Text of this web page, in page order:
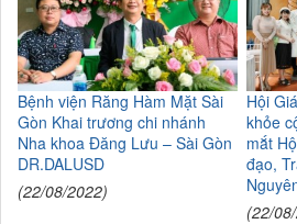
Bệnh viện Răng Hàm Mặt Sài
Gòn Khai trương chi nhánh
Nha khoa Đăng Lưu – Sài Gòn
DR.DALUSD
(22/08/2022)
Hội
khỏe
mắt
đạo,
(22/